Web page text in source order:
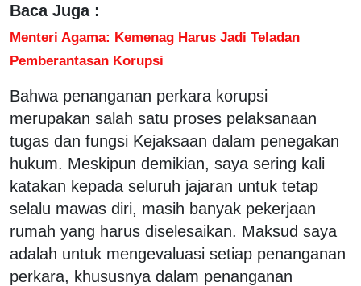
Baca Juga :
Menteri Agama: Kemenag Harus Jadi Teladan
Pemberantasan Korupsi
Bahwa penanganan perkara korupsi
merupakan salah satu proses pelaksanaan
tugas dan fungsi Kejaksaan dalam penegakan
hukum. Meskipun demikian, saya sering kali
katakan kepada seluruh jajaran untuk tetap
selalu mawas diri, masih banyak pekerjaan
rumah yang harus diselesaikan. Maksud saya
adalah untuk mengevaluasi setiap penanganan
perkara, khususnya dalam penanganan